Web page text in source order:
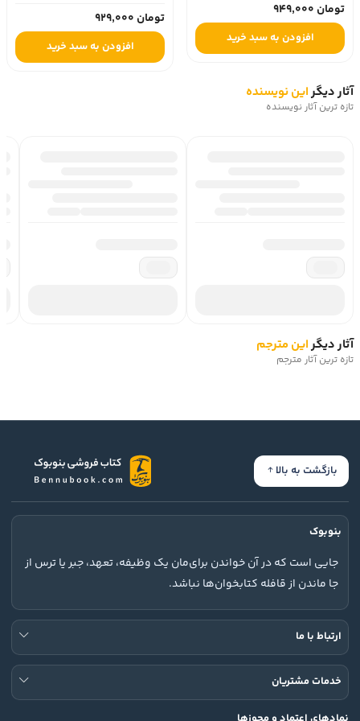
تومان 949,000
افزودن به سبد خرید
تومان 929,000
افزودن به سبد خرید
آثار دیگراین نویسنده
تازه ترین آثار نویسنده
آثار دیگر این مترجم
تازه ترین آثار مترجم
بازگشت به بالا
بنوبوک
جایی است که در آن خواندن برای‌مان یک وظیفه، تعهد، جبر یا ترس از
جا ماندن از قافله کتابخوان‌ها نباشد.
ارتباط با ما
خدمات مشتریان